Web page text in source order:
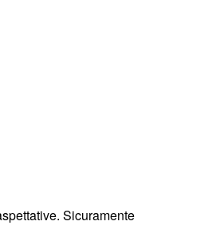
Sicuramente